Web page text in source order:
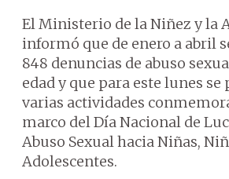
El Ministerio de la Niñez y la
informó que de enero a abril
848 denuncias de abuso
edad y que para este lunes
varias actividades
marco del Día Nacional de
Abuso Sexual hacia Niñas,
Adolescentes.